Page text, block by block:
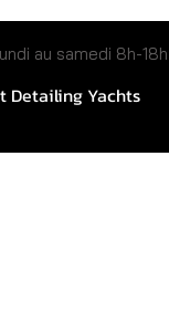
samedi 8h-18h
Detailing Yachts